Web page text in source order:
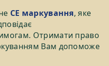
СЕ маркування, яке
Отримати право
Вам допоможе